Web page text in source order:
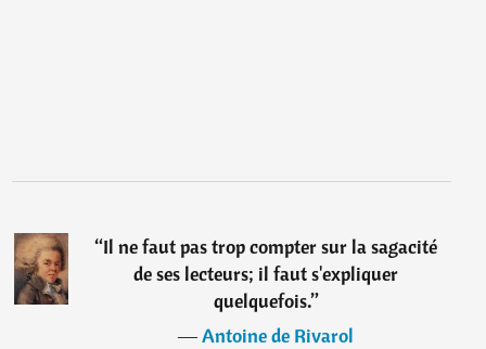
“Il ne faut pas trop compter sur la sagacité
de ses lecteurs; il faut s'expliquer
quelquefois.”
―Antoine de Rivarol